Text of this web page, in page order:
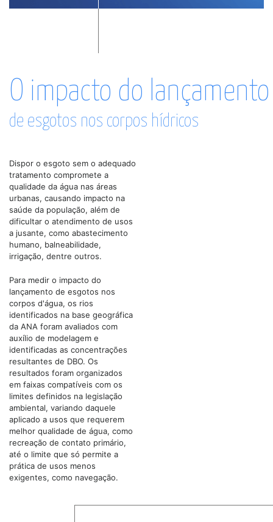
O impacto do lançamento
de esgotos nos corpos hídricos
Dispor o esgoto sem o adequado
tratamento compromete a
qualidade da água nas áreas
urbanas, causando impacto na
saúde da população, além de
dificultar o atendimento de usos
a jusante, como abastecimento
humano, balneabilidade,
irrigação, dentre outros.
Para medir o impacto do
lançamento de esgotos nos
corpos d'água, os rios
identificados na base geográfica
da ANA foram avaliados com
auxílio de modelagem e
identificadas as concentrações
resultantes de DBO. Os
resultados foram organizados
em faixas compatíveis com os
limites definidos na legislação
ambiental, variando daquele
aplicado a usos que requerem
melhor qualidade de água, como
recreação de contato primário,
até o limite que só permite a
prática de usos menos
exigentes, como navegação.